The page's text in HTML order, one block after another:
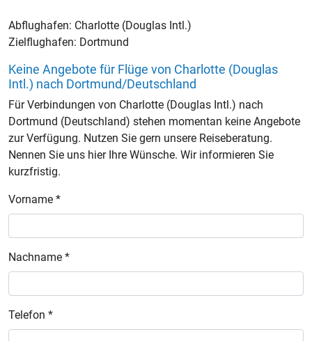
Abflughafen: Charlotte (Douglas Intl.)
Zielflughafen: Dortmund
Keine Angebote für Flüge von Charlotte (Douglas
Intl.) nach Dortmund/Deutschland
Für Verbindungen von Charlotte (Douglas Intl.) nach
Dortmund (Deutschland) stehen momentan keine Angebote
zur Verfügung. Nutzen Sie gern unsere Reiseberatung.
Nennen Sie uns hier Ihre Wünsche. Wir informieren Sie
kurzfristig.
Vorname *
Nachname *
Telefon *